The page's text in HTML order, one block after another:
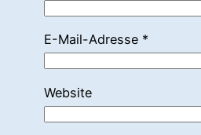
E-Mail-Adresse *
Website